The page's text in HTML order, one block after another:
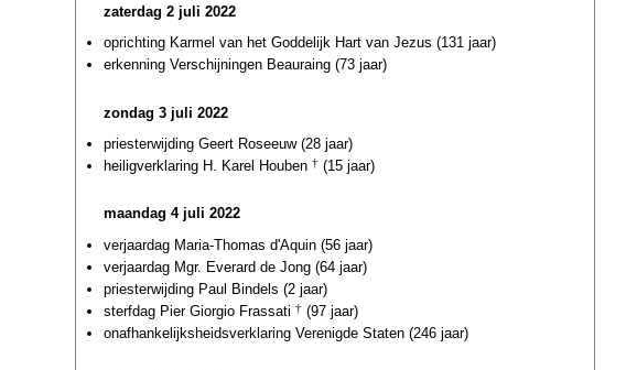
zaterdag 2 juli 2022
oprichting Karmel van het Goddelijk Hart van Jezus (131 jaar)
erkenning Verschijningen Beauraing (73 jaar)
zondag 3 juli 2022
priesterwijding Geert Roseeuw (28 jaar)
heiligverklaring H. Karel Houben † (15 jaar)
maandag 4 juli 2022
verjaardag Maria-Thomas d'Aquin (56 jaar)
verjaardag Mgr. Everard de Jong (64 jaar)
priesterwijding Paul Bindels (2 jaar)
sterfdag Pier Giorgio Frassati † (97 jaar)
onafhankelijksheidsverklaring Verenigde Staten (246 jaar)